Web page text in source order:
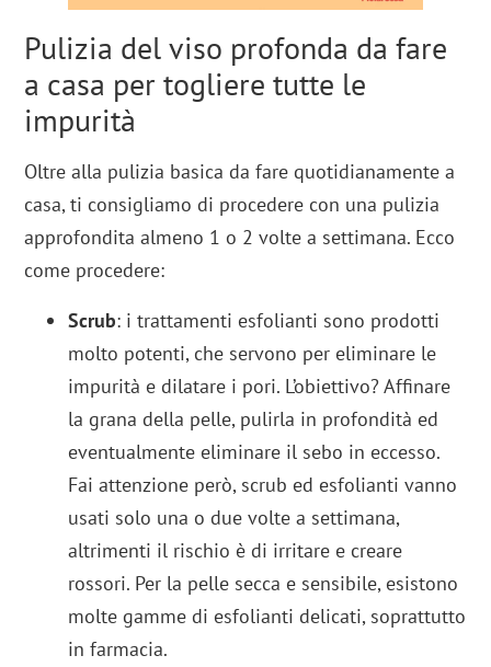
Pulizia del viso profonda da fare
a casa per togliere tutte le
impurità
Oltre alla pulizia basica da fare quotidianamente a
casa, ti consigliamo di procedere con una pulizia
approfondita almeno 1 o 2 volte a settimana. Ecco
come procedere:
Scrub: i trattamenti esfolianti sono prodotti
molto potenti, che servono per eliminare le
impurità e dilatare i pori. L’obiettivo? Affinare
la grana della pelle, pulirla in profondità ed
eventualmente eliminare il sebo in eccesso.
Fai attenzione però, scrub ed esfolianti vanno
usati solo una o due volte a settimana,
altrimenti il rischio è di irritare e creare
rossori. Per la pelle secca e sensibile, esistono
molte gamme di esfolianti delicati, soprattutto
in farmacia.